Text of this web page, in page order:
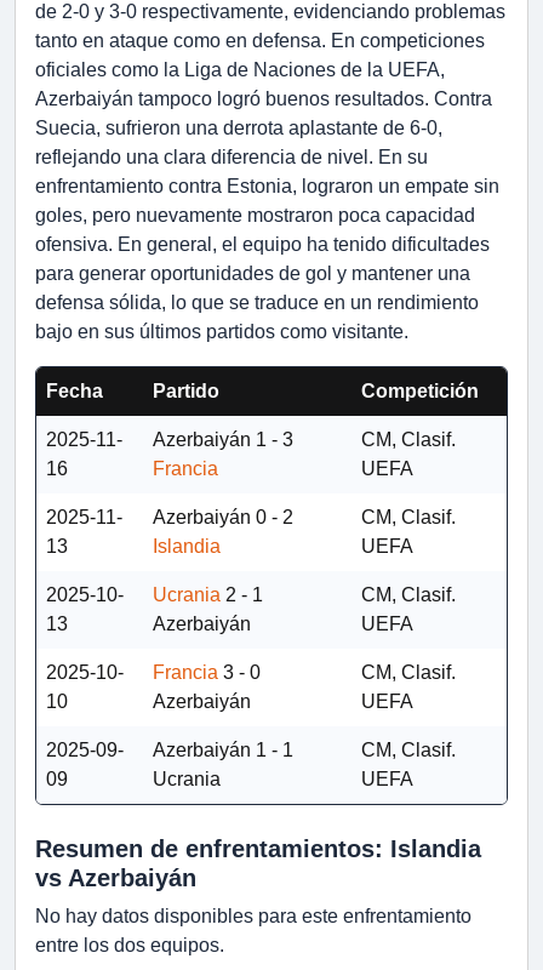
de 2-0 y 3-0 respectivamente, evidenciando problemas
tanto en ataque como en defensa. En competiciones
oficiales como la Liga de Naciones de la UEFA,
Azerbaiyán tampoco logró buenos resultados. Contra
Suecia, sufrieron una derrota aplastante de 6-0,
reflejando una clara diferencia de nivel. En su
enfrentamiento contra Estonia, lograron un empate sin
goles, pero nuevamente mostraron poca capacidad
ofensiva. En general, el equipo ha tenido dificultades
para generar oportunidades de gol y mantener una
defensa sólida, lo que se traduce en un rendimiento
bajo en sus últimos partidos como visitante.
Fecha Partido Competición
2025-11-
16
Azerbaiyán 1 - 3
Francia
CM, Clasif.
UEFA
2025-11-
13
Azerbaiyán 0 - 2
Islandia
CM, Clasif.
UEFA
2025-10-
13
Ucrania 2 - 1
Azerbaiyán
CM, Clasif.
UEFA
2025-10-
10
Francia 3 - 0
Azerbaiyán
CM, Clasif.
UEFA
2025-09-
09
Azerbaiyán 1 - 1
Ucrania
CM, Clasif.
UEFA
Resumen de enfrentamientos: Islandia
vs Azerbaiyán
No hay datos disponibles para este enfrentamiento
entre los dos equipos.